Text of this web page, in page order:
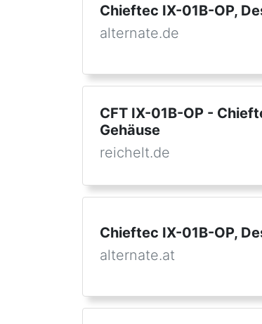
Chieftec IX-01B-OP,
alternate.de
CFT IX-01B-OP -
Gehäuse
reichelt.de
Chieftec IX-01B-OP,
alternate.at